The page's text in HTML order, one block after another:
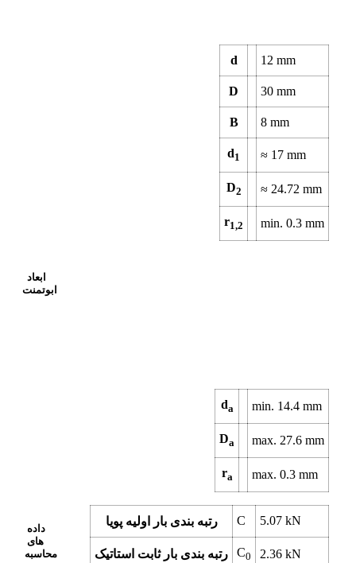
d 12mm
D 30mm
B 8mm
d1 ≈ 17mm
D2 ≈ 24.72mm
r1,2 min. 0.3mm
ابعاد
ابوتمنت
da min. 14.4mm
Da max. 27.6mm
ra max. 0.3mm
داده
های
محاسبه
رتبه بندی بار اولیه پویا C 5.07kN
رتبه بندی بار ثابت استاتیک C0 2.36kN